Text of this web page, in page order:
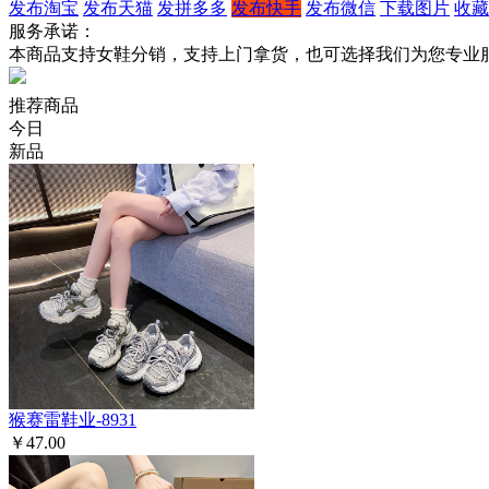
发布淘宝 发布天猫 发拼多多 发布快手 发布微信 下载图片 收
服务承诺：
本商品支持女鞋分销，支持上门拿货，也可选择我们为您专业
推荐商品
今日
新品
猴赛雷鞋业-8931
￥47.00